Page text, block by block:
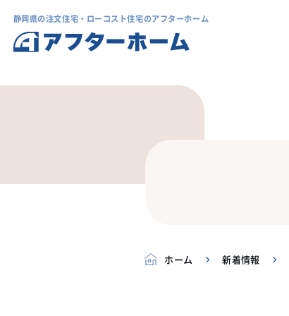
静岡県の注文住宅・ローコスト住宅のアフターホーム
ホーム 新着情報